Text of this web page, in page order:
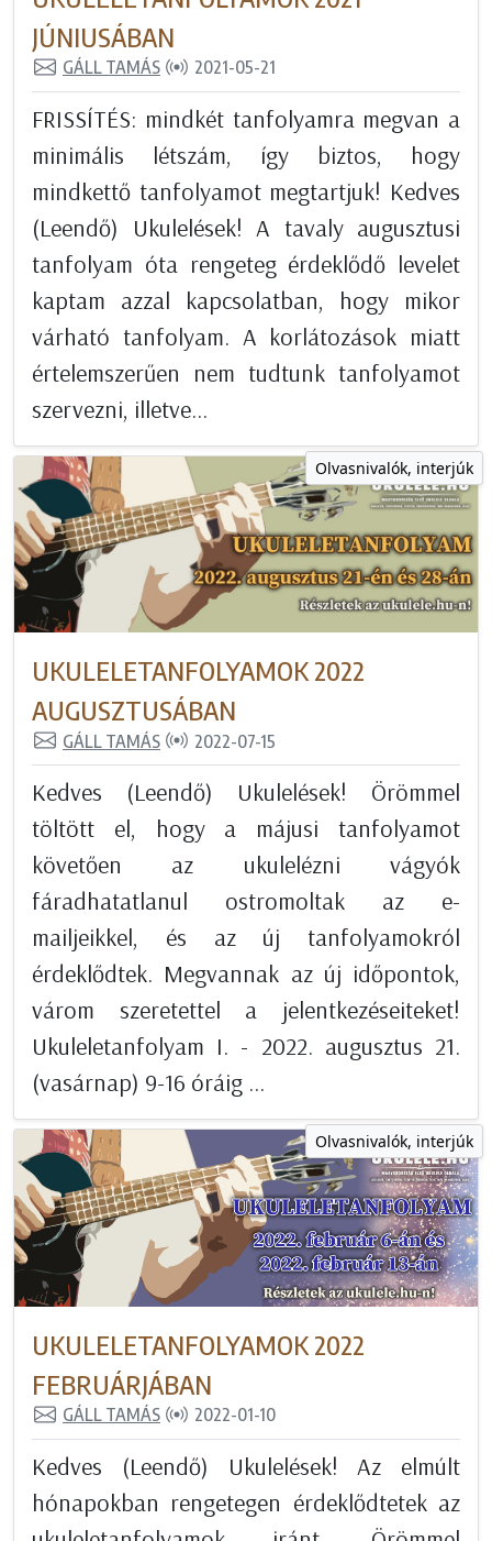
JÚNIUSÁBAN
GÁLL TAMÁS 2021-05-21
FRISSÍTÉS: mindkét tanfolyamra megvan a
minimális létszám, így biztos, hogy
mindkettő tanfolyamot megtartjuk! Kedves
(Leendő) Ukulelések! A tavaly augusztusi
tanfolyam óta rengeteg érdeklődő levelet
kaptam azzal kapcsolatban, hogy mikor
várható tanfolyam. A korlátozások miatt
értelemszerűen nem tudtunk tanfolyamot
szervezni, illetve...
Olvasnivalók, interjúk
UKULELETANFOLYAMOK 2022
AUGUSZTUSÁBAN
GÁLL TAMÁS 2022-07-15
Kedves (Leendő) Ukulelések! Örömmel
töltött el, hogy a májusi tanfolyamot
követően az ukulelézni vágyók
fáradhatatlanul ostromoltak az e-
mailjeikkel, és az új tanfolyamokról
érdeklődtek. Megvannak az új időpontok,
várom szeretettel a jelentkezéseiteket!
Ukuleletanfolyam I. - 2022. augusztus 21.
(vasárnap) 9-16 óráig ...
Olvasnivalók, interjúk
UKULELETANFOLYAMOK 2022
FEBRUÁRJÁBAN
GÁLL TAMÁS 2022-01-10
Kedves (Leendő) Ukulelések! Az elmúlt
hónapokban rengetegen érdeklődtetek az